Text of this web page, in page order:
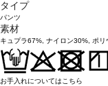
タイプ
パンツ
素材
キュプラ67%, ナイロン30%, ポリ
お手入れについてはこちら